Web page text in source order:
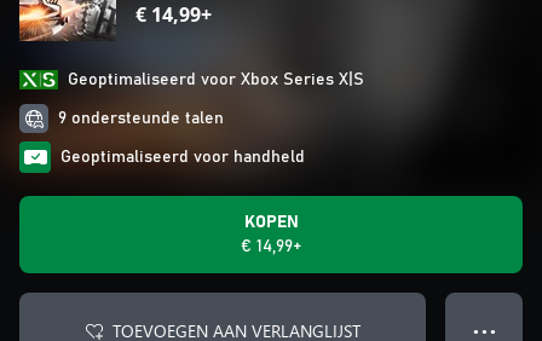
€ 14,99+
Geoptimaliseerd voor Xbox Series X|S
9 ondersteunde talen
Geoptimaliseerd voor handheld
KOPEN
€ 14,99+
TOEVOEGEN AAN VERLANGLIJST ● ● ●